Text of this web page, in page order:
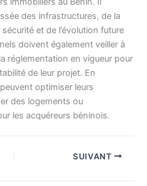
des infrastructures, de la
et de l’évolution future
doivent également veiller à
réglementation en vigueur pour
de leur projet. En
optimiser leurs
des logements ou
les acquéreurs béninois.
SUIVANT